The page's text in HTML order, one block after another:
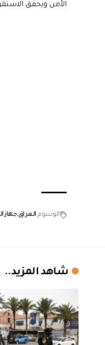
الأمن ويحقق
الوسوم العراق جهاز
شاهد المزيد..